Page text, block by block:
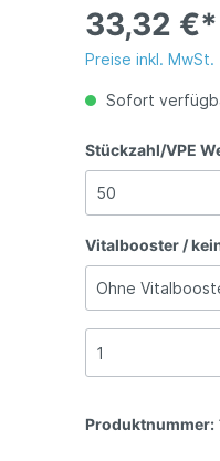
Meine Auszeit"
"Summerbodies are made
Bodyshaper"
33,32 €*
Preise inkl.
Sofort
Stückzahl/VPE
Vitalbooster /
Produktnummer: